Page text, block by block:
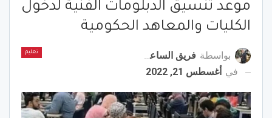
موعد تنسيق الدبلومات الفنية لدخول
الكليات والمعاهد الحكومية
تعليم بواسطة فريق الساعة برس
في أغسطس 21, 2022